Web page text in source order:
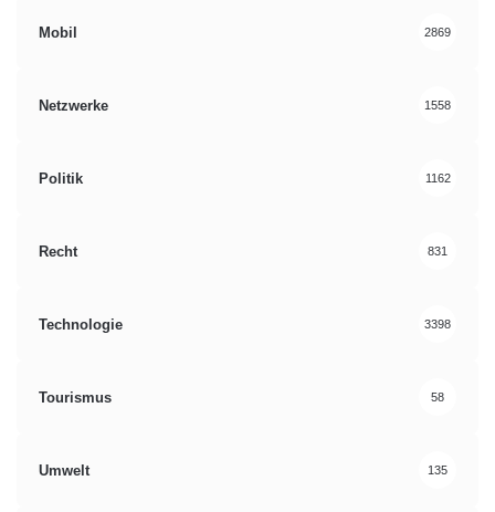
Mobil 2869
Netzwerke 1558
Politik 1162
Recht 831
Technologie 3398
Tourismus 58
Umwelt 135